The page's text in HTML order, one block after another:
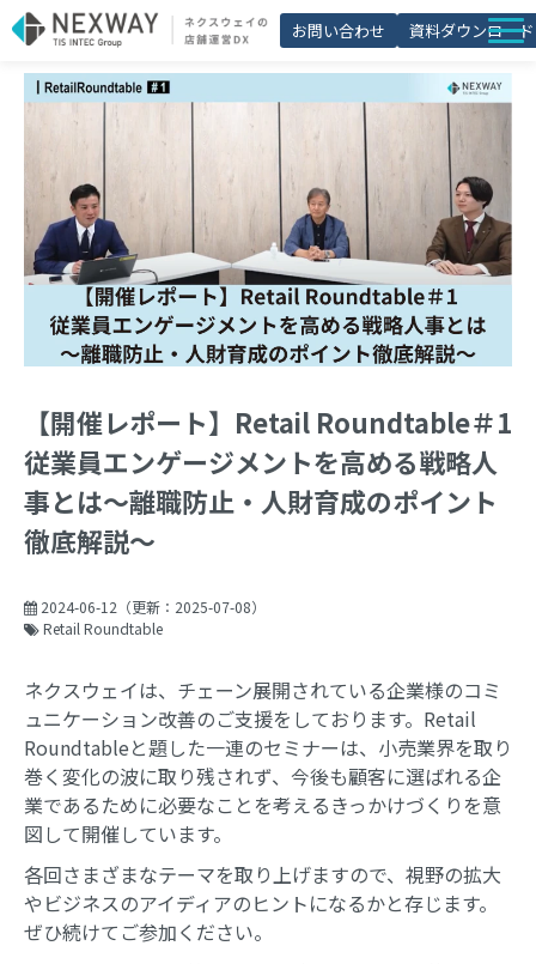
お問い合わせ 資料ダウンロード
導入事例
ブログ
セミナー
よくあるご質問
お役立ち資料一覧
【開催レポート】Retail Roundtable＃1
従業員エンゲージメントを高める戦略人
事とは～離職防止・人財育成のポイント
徹底解説～
2024-06-12 （更新： 2025-07-08）
Retail Roundtable
ネクスウェイは、チェーン展開されている企業様のコミ
ュニケーション改善のご支援をしております。Retail
Roundtableと題した一連のセミナーは、小売業界を取り
巻く変化の波に取り残されず、今後も顧客に選ばれる企
業であるために必要なことを考えるきっかけづくりを意
図して開催しています。
各回さまざまなテーマを取り上げますので、視野の拡大
やビジネスのアイディアのヒントになるかと存じます。
ぜひ続けてご参加ください。